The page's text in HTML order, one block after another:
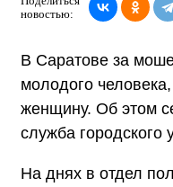
новостью:
В Саратове за
молодого
женщину. Об этом
служба
На днях в отдел